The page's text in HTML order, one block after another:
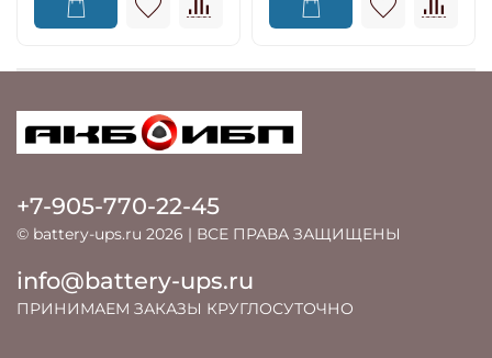
+7-905-770-22-45
© battery-ups.ru 2026 | ВСЕ ПРАВА ЗАЩИЩЕНЫ
info@battery-ups.ru
ПРИНИМАЕМ ЗАКАЗЫ КРУГЛОСУТОЧНО